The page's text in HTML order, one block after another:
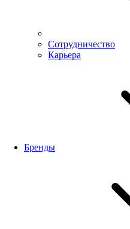
Сотрудничество
Карьера
Бренды